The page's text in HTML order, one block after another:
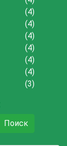
(4)
(4)
(4)
(4)
(4)
(4)
(3)
Поиск